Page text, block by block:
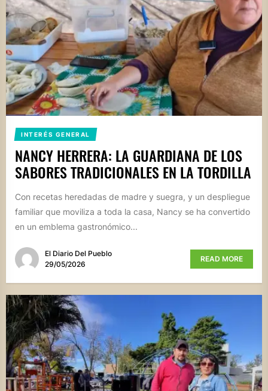
INTERÉS GENERAL
NANCY HERRERA: LA GUARDIANA DE LOS
SABORES TRADICIONALES EN LA TORDILLA
Con recetas heredadas de madre y suegra, y un despliegue
familiar que moviliza a toda la casa, Nancy se ha convertido
en un emblema gastronómico...
El Diario Del Pueblo
29/05/2026
READ MORE